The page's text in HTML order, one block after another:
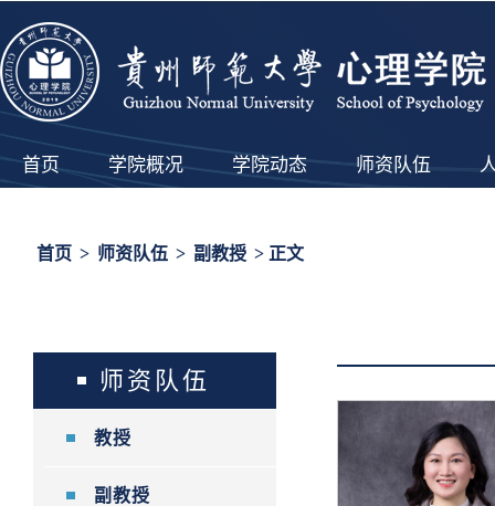
首页 学院概况 学院动态 师资队伍
首页 > 师资队伍 > 副教授 > 正文
师资队伍
教授
副教授